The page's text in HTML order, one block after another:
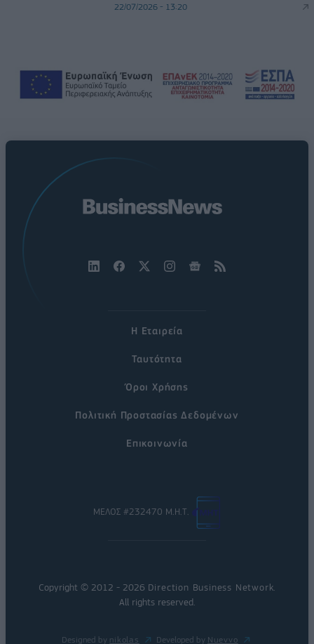
22/07/2026 - 13:20
Η Εταιρεία
Ταυτότητα
Όροι Χρήσης
Πολιτική Προστασίας Δεδομένων
Επικοινωνία
ΜΕΛΟΣ #232470 Μ.Η.Τ.
Copyright © 2012 - 2026 Direction Business Network
All rights reserved.
Designed by nikolas Developed by Nuevvo